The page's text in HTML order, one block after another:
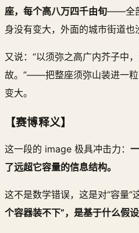
座，每个高八万四千由旬——全
身没有变大，外面的城市街道也
又说：“以须弥之高广内芥子中
故。”——把整座须弥山装进一
变大。
【赛博释义】
这一段的 image 极具冲击力：
了远超它容量的信息结构。
这不是数学错误，这是对“容量”
个容器装不下”，是基于什么假设